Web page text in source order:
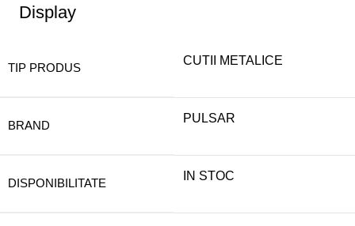
Display
TIP PRODUS
CUTII METALICE
BRAND
PULSAR
DISPONIBILITATE
IN STOC